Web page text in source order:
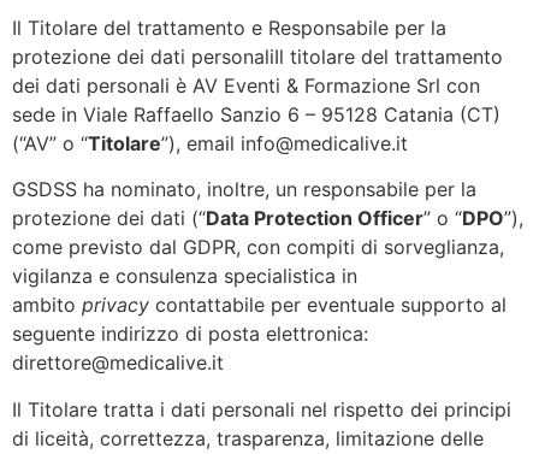
Il Titolare del trattamento e Responsabile per la
protezione dei dati personaliIl titolare del trattamento
dei dati personali è AV Eventi & Formazione Srl con
sede in Viale Raffaello Sanzio 6 – 95128 Catania (CT)
(“AV” o “Titolare”), email info@medicalive.it
GSDSS ha nominato, inoltre, un responsabile per la
protezione dei dati (“Data Protection Officer” o “DPO”),
come previsto dal GDPR, con compiti di sorveglianza,
vigilanza e consulenza specialistica in
ambito privacy contattabile per eventuale supporto al
seguente indirizzo di posta elettronica:
direttore@medicalive.it
Il Titolare tratta i dati personali nel rispetto dei principi
di liceità, correttezza, trasparenza, limitazione delle